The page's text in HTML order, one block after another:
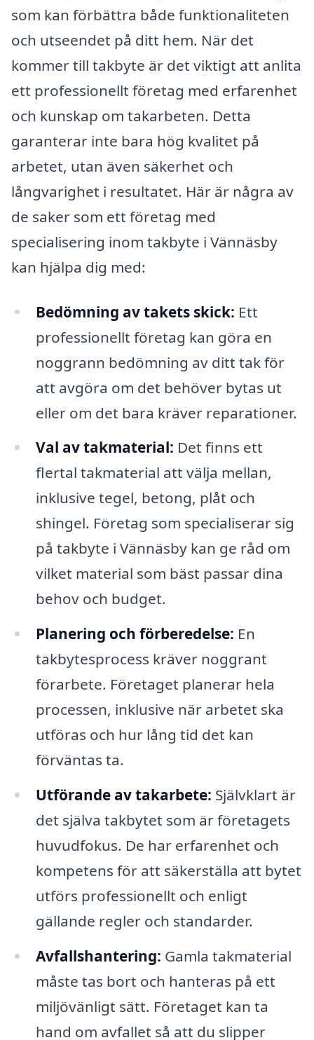
som kan förbättra både funktionaliteten
och utseendet på ditt hem. När det
kommer till takbyte är det viktigt att anlita
ett professionellt företag med erfarenhet
och kunskap om takarbeten. Detta
garanterar inte bara hög kvalitet på
arbetet, utan även säkerhet och
långvarighet i resultatet. Här är några av
de saker som ett företag med
specialisering inom takbyte i Vännäsby
kan hjälpa dig med:
Bedömning av takets skick: Ett
professionellt företag kan göra en
noggrann bedömning av ditt tak för
att avgöra om det behöver bytas ut
eller om det bara kräver reparationer.
Val av takmaterial: Det finns ett
flertal takmaterial att välja mellan,
inklusive tegel, betong, plåt och
shingel. Företag som specialiserar sig
på takbyte i Vännäsby kan ge råd om
vilket material som bäst passar dina
behov och budget.
Planering och förberedelse: En
takbytesprocess kräver noggrant
förarbete. Företaget planerar hela
processen, inklusive när arbetet ska
utföras och hur lång tid det kan
förväntas ta.
Utförande av takarbete: Självklart är
det själva takbytet som är företagets
huvudfokus. De har erfarenhet och
kompetens för att säkerställa att bytet
utförs professionellt och enligt
gällande regler och standarder.
Avfallshantering: Gamla takmaterial
måste tas bort och hanteras på ett
miljövänligt sätt. Företaget kan ta
hand om avfallet så att du slipper